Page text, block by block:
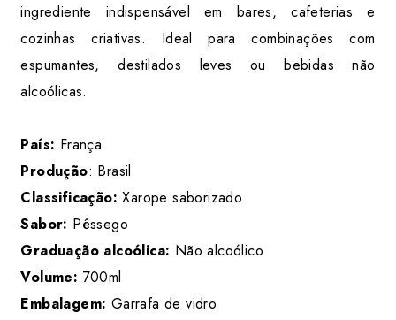
ingrediente indispensável em bares, cafeterias e
cozinhas criativas. Ideal para combinações com
espumantes, destilados leves ou bebidas não
alcoólicas.
País: França
Produção: Brasil
Classificação: Xarope saborizado
Sabor: Pêssego
Graduação alcoólica: Não alcoólico
Volume: 700ml
Embalagem: Garrafa de vidro